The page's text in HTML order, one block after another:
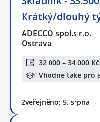
Krátký/dlouhý
ADECCO spol.s r.o.
Ostrava
32 000 – 34 000 Kč
Vhodné také pro
Zveřejněno: 5. srpna